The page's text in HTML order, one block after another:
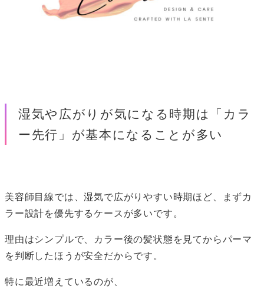
湿気や広がりが気になる時期は「カラ
ー先行」が基本になることが多い
美容師目線では、湿気で広がりやすい時期ほど、まずカ
ラー設計を優先するケースが多いです。
理由はシンプルで、カラー後の髪状態を見てからパーマ
を判断したほうが安全だからです。
特に最近増えているのが、